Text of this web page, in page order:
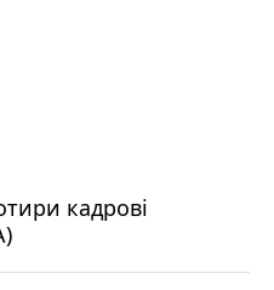
кадрові